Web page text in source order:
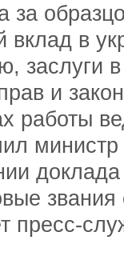
за
в
заслуги
и
работы
пресс-